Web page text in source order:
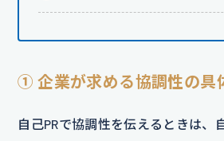
① 企業が求める協調性の具
自己PRで協調性を伝えるときは、